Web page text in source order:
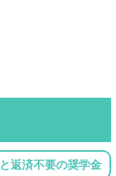
返済不要の奨学金